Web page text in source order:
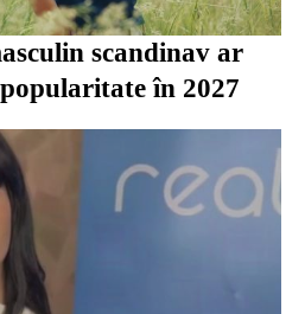
scandinav ar
în 2027